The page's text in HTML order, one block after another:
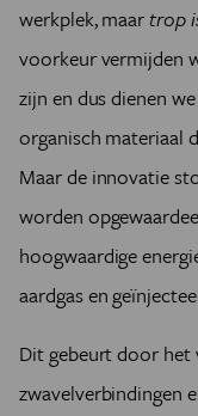
werkplek, maar trop
voorkeur vermijden
zijn en dus dienen
organisch materiaal
Maar de innovatie
worden
hoogwaardige
aardgas en
Dit gebeurt door het
zwavelverbindingen